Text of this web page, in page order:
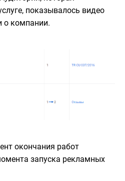
показывалось видео
о компании.
окончания работ
запуска рекламных